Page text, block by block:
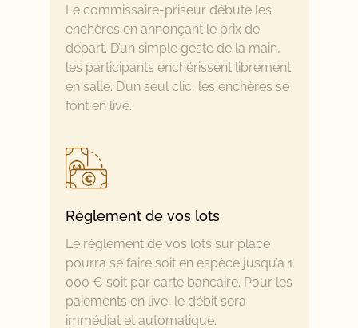
Le commissaire-priseur débute les
enchères en annonçant le prix de
départ. D’un simple geste de la main,
les participants enchérissent librement
en salle. D’un seul clic, les enchères se
font en live.
Règlement de vos lots
Le règlement de vos lots sur place
pourra se faire soit en espèce jusqu’à 1
000 € soit par carte bancaire. Pour les
paiements en live, le débit sera
immédiat et automatique.